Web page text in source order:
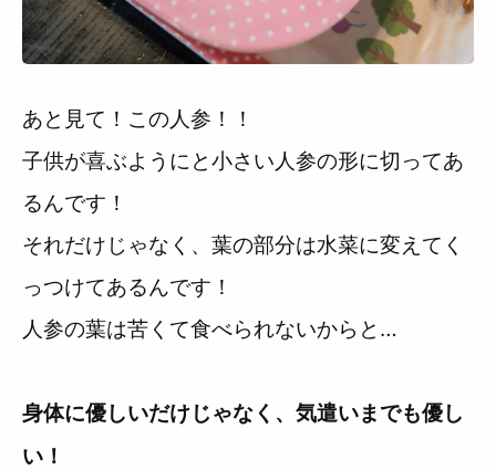
あと見て！この人参！！
子供が喜ぶようにと小さい人参の形に切ってあ
るんです！
それだけじゃなく、葉の部分は水菜に変えてく
っつけてあるんです！
人参の葉は苦くて食べられないからと…
身体に優しいだけじゃなく、気遣いまでも優し
い！